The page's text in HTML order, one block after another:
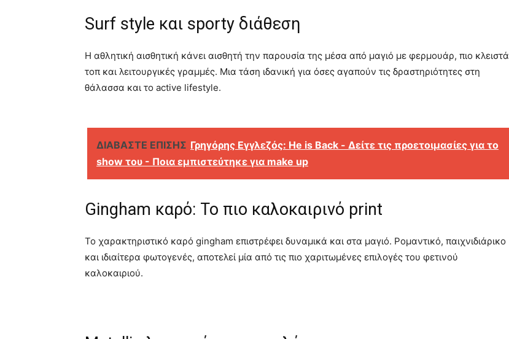
Surf style και sporty διάθεση
Η αθλητική αισθητική κάνει αισθητή την παρουσία της μέσα από μαγιό με φερμουάρ, πιο κλειστά
τοπ και λειτουργικές γραμμές. Μια τάση ιδανική για όσες αγαπούν τις δραστηριότητες στη
θάλασσα και το active lifestyle.
ΔΙΑΒΑΣΤΕ ΕΠΙΣΗΣ Γρηγόρης Εγγλεζός: He is Back - Δείτε τις προετοιμασίες για το
show του - Ποια εμπιστεύτηκε για make up
Gingham καρό: Το πιο καλοκαιρινό print
Το χαρακτηριστικό καρό gingham επιστρέφει δυναμικά και στα μαγιό. Ρομαντικό, παιχνιδιάρικο
και ιδιαίτερα φωτογενές, αποτελεί μία από τις πιο χαριτωμένες επιλογές του φετινού
καλοκαιριού.